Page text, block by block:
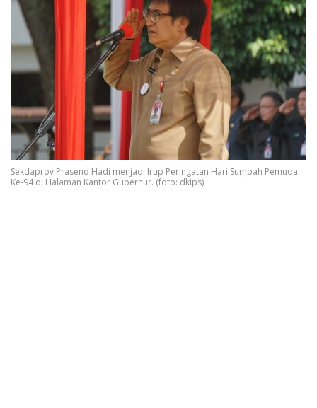
Sekdaprov Praseno Hadi menjadi Irup Peringatan Hari Sumpah Pemuda
Ke-94 di Halaman Kantor Gubernur. (foto: dkips)